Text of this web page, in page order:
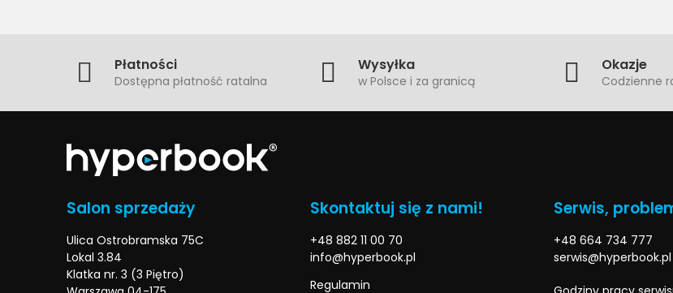
Płatności
Dostępna płatność ratalna
Wysyłka
w Polsce i za granicą
Okazje
Codzienne
Salon sprzedaży
Ulica Ostrobramska 75C
Lokal 3.84
Klatka nr. 3 (3 Piętro)
Skontaktuj się z nami!
+48 882 11 00 70
info@hyperbook.pl
Regulamin
Serwis,
+48 664 734 777
serwis@hyperbook.pl